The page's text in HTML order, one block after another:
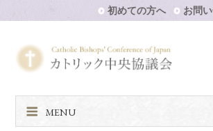
初めての方へ お問
MENU